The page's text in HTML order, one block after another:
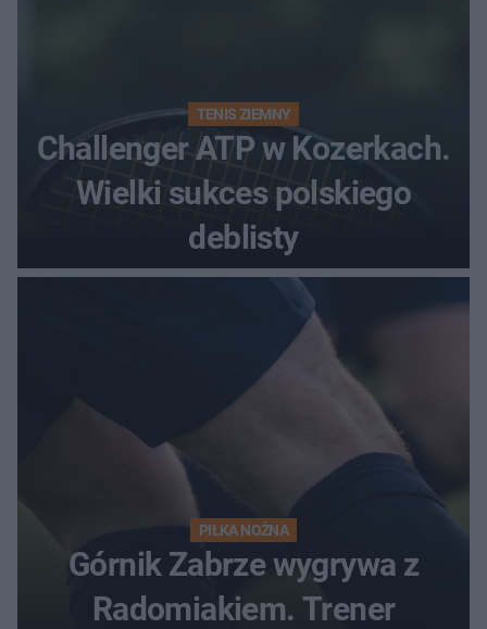
TENIS ZIEMNY
Challenger ATP w Kozerkach.
Wielki sukces polskiego
deblisty
PIŁKA NOŻNA
Górnik Zabrze wygrywa z
Radomiakiem. Trener